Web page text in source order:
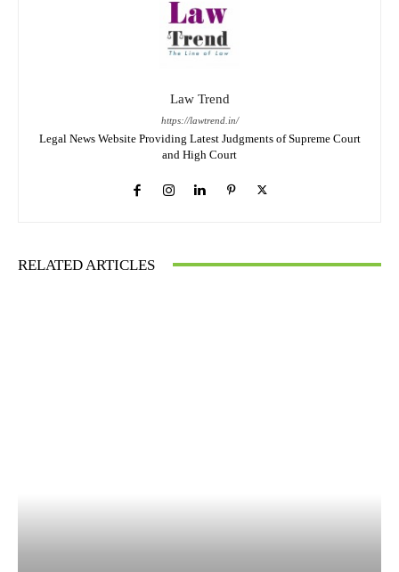
Law Trend
https://lawtrend.in/
Legal News Website Providing Latest Judgments of Supreme Court
and High Court
RELATED ARTICLES